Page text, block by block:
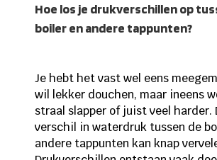
Hoe los je drukverschillen op
boiler en andere tappunten?
Je hebt het vast wel eens
wil lekker douchen, maar ineens
straal slapper of juist veel harder.
verschil in waterdruk tussen de
andere tappunten kan knap